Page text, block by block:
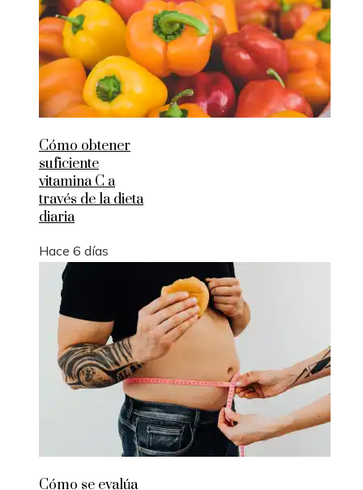
Cómo obtener
suficiente
vitamina C a
través de la dieta
diaria
Hace 6 días
Cómo se evalúa